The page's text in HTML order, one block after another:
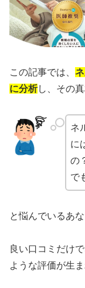
この記事では、
に分析し、その
ネ
に
の
で
と悩んでいるあな
良い口コミだけ
ような評価が生